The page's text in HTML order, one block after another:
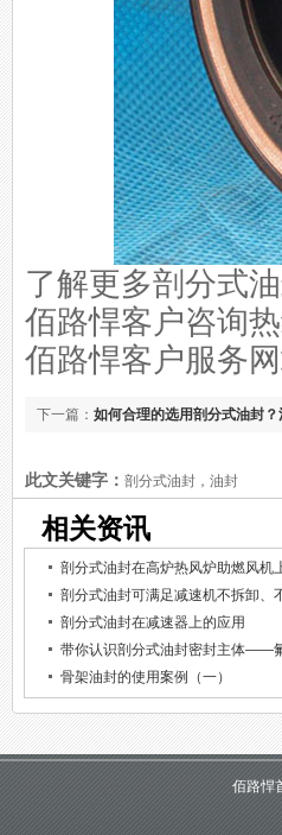
了解更多剖分式
佰路悍客户咨询
佰路悍客户服务网
下一篇： 如何合理的选用剖分式油封？
此文关键字： 剖分式油封，油封
相关资讯
剖分式油封在高炉热风炉助燃风机
剖分式油封可满足减速机不拆卸、
剖分式油封在减速器上的应用
带你认识剖分式油封密封主体——
骨架油封的使用案例（一）
佰路悍